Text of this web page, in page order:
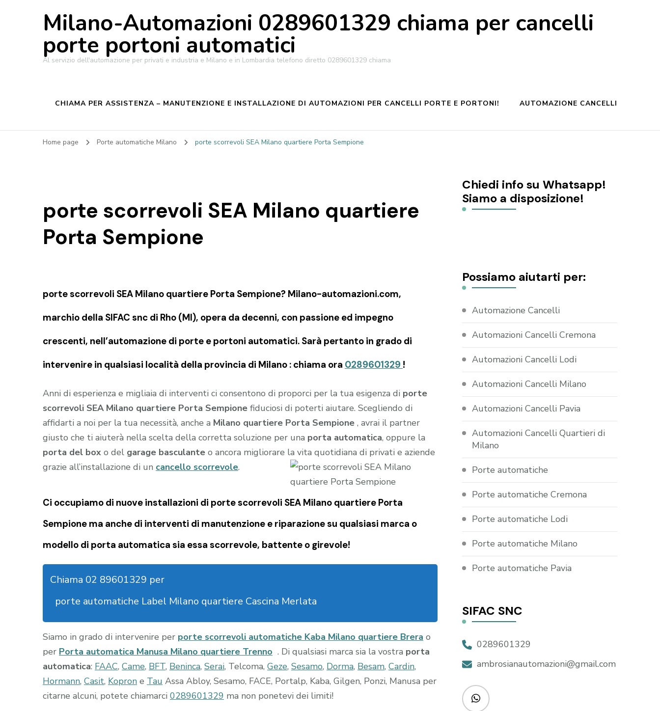
Milano-Automazioni 0289601329 chiama per cancelli
porte portoni automatici
Al servizio dell'automazione per privati e industria e Milano e in Lombardia telefono diretto 0289601329 chiama
CHIAMA PER ASSISTENZA – MANUTENZIONE E INSTALLAZIONE DI AUTOMAZIONI PER CANCELLI PORTE E PORTONI! AUTOMAZIONE CANCELLI
Home page Porte automatiche Milano porte scorrevoli SEA Milano quartiere Porta Sempione
porte scorrevoli SEA Milano quartiere
Porta Sempione
porte scorrevoli SEA Milano quartiere Porta Sempione? Milano-automazioni.com,
marchio della SIFAC snc di Rho (MI), opera da decenni, con passione ed impegno
crescenti, nell’automazione di porte e portoni automatici. Sarà pertanto in grado di
intervenire in qualsiasi località della provincia di Milano : chiama ora 0289601329 !
Anni di esperienza e migliaia di interventi ci consentono di proporci per la tua esigenza di porte
scorrevoli SEA Milano quartiere Porta Sempione fiduciosi di poterti aiutare. Scegliendo di
affidarti a noi per la tua necessità, anche a Milano quartiere Porta Sempione , avrai il partner
giusto che ti aiuterà nella scelta della corretta soluzione per una porta automatica, oppure la
porta del box o del garage basculante o ancora migliorare la vita quotidiana di privati e aziende
grazie all’installazione di un cancello scorrevole.
Ci occupiamo di nuove installazioni di porte scorrevoli SEA Milano quartiere Porta
Sempione ma anche di interventi di manutenzione e riparazione su qualsiasi marca o
modello di porta automatica sia essa scorrevole, battente o girevole!
Chiama 02 89601329 per
porte automatiche Label Milano quartiere Cascina Merlata
Siamo in grado di intervenire per porte scorrevoli automatiche Kaba Milano quartiere Brera o
per Porta automatica Manusa Milano quartiere Trenno . Di qualsiasi marca sia la vostra porta
automatica: FAAC, Came, BFT, Beninca, Serai, Telcoma, Geze, Sesamo, Dorma, Besam, Cardin,
Hormann, Casit, Kopron e Tau Assa Abloy, Sesamo, FACE, Portalp, Kaba, Gilgen, Ponzi, Manusa per
citarne alcuni, potete chiamarci 0289601329 ma non ponetevi dei limiti!
Chiedi info su Whatsapp!
Siamo a disposizione!
Possiamo aiutarti per:
Automazione Cancelli
Automazioni Cancelli Cremona
Automazioni Cancelli Lodi
Automazioni Cancelli Milano
Automazioni Cancelli Pavia
Automazioni Cancelli Quartieri di
Milano
Porte automatiche
Porte automatiche Cremona
Porte automatiche Lodi
Porte automatiche Milano
Porte automatiche Pavia
SIFAC SNC
0289601329
ambrosianautomazioni@gmail.com